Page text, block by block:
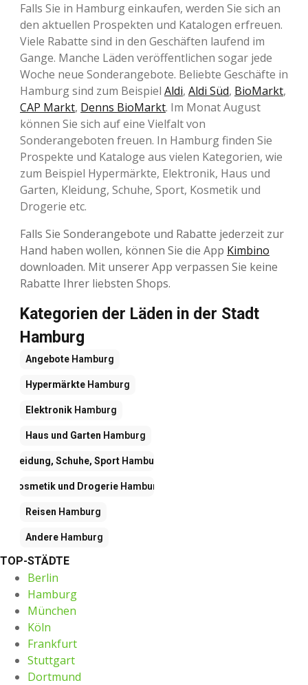
Falls Sie in Hamburg einkaufen, werden Sie sich an
den aktuellen Prospekten und Katalogen erfreuen.
Viele Rabatte sind in den Geschäften laufend im
Gange. Manche Läden veröffentlichen sogar jede
Woche neue Sonderangebote. Beliebte Geschäfte in
Hamburg sind zum Beispiel Aldi, Aldi Süd, BioMarkt,
CAP Markt, Denns BioMarkt. Im Monat August
können Sie sich auf eine Vielfalt von
Sonderangeboten freuen. In Hamburg finden Sie
Prospekte und Kataloge aus vielen Kategorien, wie
zum Beispiel Hypermärkte, Elektronik, Haus und
Garten, Kleidung, Schuhe, Sport, Kosmetik und
Drogerie etc.
Falls Sie Sonderangebote und Rabatte jederzeit zur
Hand haben wollen, können Sie die App Kimbino
downloaden. Mit unserer App verpassen Sie keine
Rabatte Ihrer liebsten Shops.
Kategorien der Läden in der Stadt
Hamburg
Angebote Hamburg
Hypermärkte Hamburg
Elektronik Hamburg
Haus und Garten Hamburg
Kleidung, Schuhe, SportHamburg
Kosmetik und DrogerieHamburg
Reisen Hamburg
Andere Hamburg
TOP-STÄDTE
Berlin
Hamburg
München
Köln
Frankfurt
Stuttgart
Dortmund